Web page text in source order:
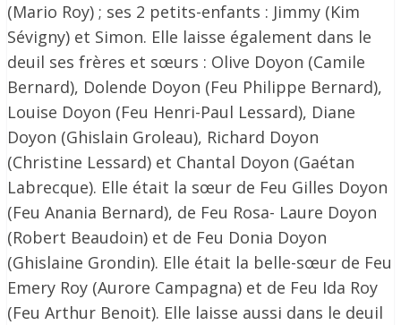
(Mario Roy) ; ses 2 petits-enfants : Jimmy (Kim
Sévigny) et Simon. Elle laisse également dans le
deuil ses frères et sœurs : Olive Doyon (Camile
Bernard), Dolende Doyon (Feu Philippe Bernard),
Louise Doyon (Feu Henri-Paul Lessard), Diane
Doyon (Ghislain Groleau), Richard Doyon
(Christine Lessard) et Chantal Doyon (Gaétan
Labrecque). Elle était la sœur de Feu Gilles Doyon
(Feu Anania Bernard), de Feu Rosa- Laure Doyon
(Robert Beaudoin) et de Feu Donia Doyon
(Ghislaine Grondin). Elle était la belle-sœur de Feu
Emery Roy (Aurore Campagna) et de Feu Ida Roy
(Feu Arthur Benoit). Elle laisse aussi dans le deuil